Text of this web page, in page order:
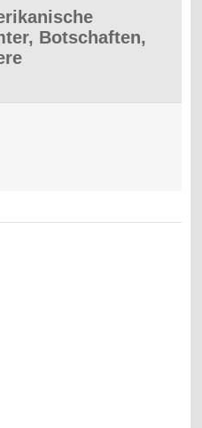
Botschaften,